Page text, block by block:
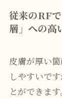
従来のRF
層」への高
皮膚が厚い
しやすいで
とができま